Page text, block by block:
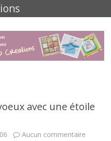
avec une étoile
Aucun commentaire